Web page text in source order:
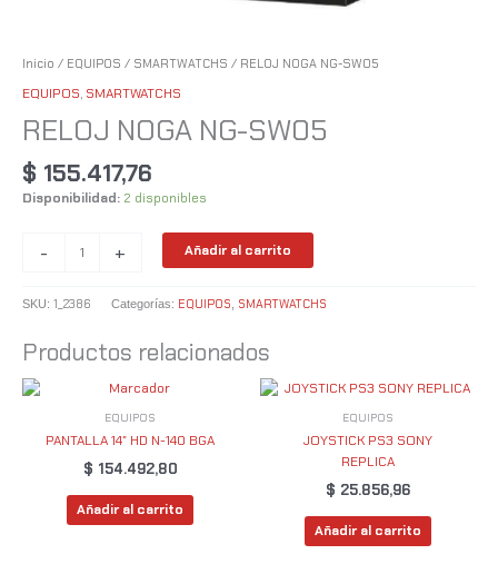
Inicio / EQUIPOS / SMARTWATCHS / RELOJ NOGA NG-SW05
EQUIPOS, SMARTWATCHS
RELOJ NOGA NG-SW05
$ 155.417,76
Disponibilidad: 2 disponibles
- + Añadir al carrito
SKU: 1_2386 Categorías: EQUIPOS SMARTWATCHS
Productos relacionados
EQUIPOS
PANTALLA 14″ HD N-140 BGA
$ 154.492,80
Añadir al carrito
EQUIPOS
JOYSTICK PS3 SONY
REPLICA
$ 25.856,96
Añadir al carrito